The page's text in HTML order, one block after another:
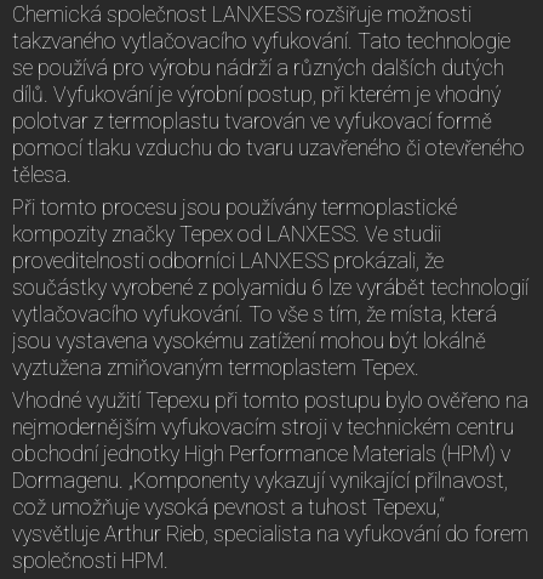
Chemická společnost LANXESS rozšiřuje možnosti
takzvaného vytlačovacího vyfukování. Tato technologie
se používá pro výrobu nádrží a různých dalších dutých
dílů. Vyfukování je výrobní postup, při kterém je vhodný
polotvar z termoplastu tvarován ve vyfukovací formě
pomocí tlaku vzduchu do tvaru uzavřeného či otevřeného
tělesa.
Při tomto procesu jsou používány termoplastické
kompozity značky Tepex od LANXESS. Ve studii
proveditelnosti odborníci LANXESS prokázali, že
součástky vyrobené z polyamidu 6 lze vyrábět technologií
vytlačovacího vyfukování. To vše s tím, že místa, která
jsou vystavena vysokému zatížení mohou být lokálně
vyztužena zmiňovaným termoplastem Tepex.
Vhodné využití Tepexu při tomto postupu bylo ověřeno na
nejmodernějším vyfukovacím stroji v technickém centru
obchodní jednotky High Performance Materials (HPM) v
Dormagenu. „Komponenty vykazují vynikající přilnavost,
což umožňuje vysoká pevnost a tuhost Tepexu,“
vysvětluje Arthur Rieb, specialista na vyfukování do forem
společnosti HPM.